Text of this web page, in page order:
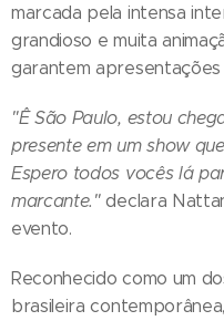
marcada pela intensa
grandioso e muita
garantem
"Ê São Paulo, estou
presente em um show
Espero todos vocês lá
marcante."declara
evento.
Reconhecido como um
brasileira